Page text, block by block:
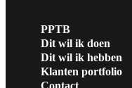
PPTB
Dit wil ik doen
Dit wil ik hebben
Klanten portfolio
Contact